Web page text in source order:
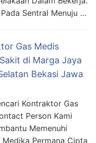
Sentral Menuju …
Gas Medis
di Marga Jaya
Bekasi Jawa
Kontraktor Gas
Person Kami
Memenuhi
Medika Permana Cipta